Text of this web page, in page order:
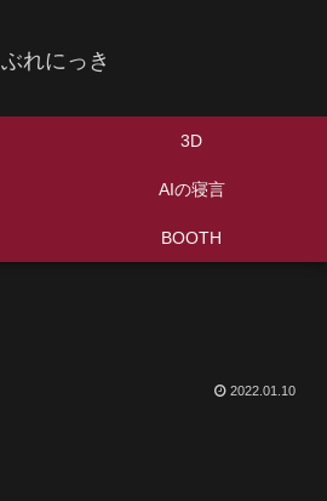
ぶれにっき
3D
AIの寝言
BOOTH
2022.01.10